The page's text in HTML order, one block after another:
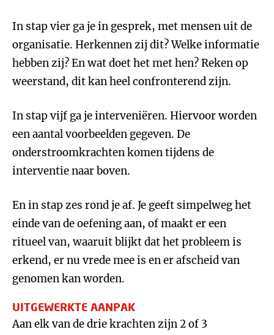
In stap vier ga je in gesprek, met mensen uit de
organisatie. Herkennen zij dit? Welke informatie
hebben zij? En wat doet het met hen? Reken op
weerstand, dit kan heel confronterend zijn.
In stap vijf ga je interveniëren. Hiervoor worden
een aantal voorbeelden gegeven. De
onderstroomkrachten komen tijdens de
interventie naar boven.
En in stap zes rond je af. Je geeft simpelweg het
einde van de oefening aan, of maakt er een
ritueel van, waaruit blijkt dat het probleem is
erkend, er nu vrede mee is en er afscheid van
genomen kan worden.
UITGEWERKTE AANPAK
Aan elk van de drie krachten zijn 2 of 3